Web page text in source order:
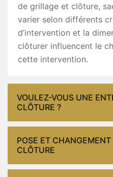
de grillage et clôture,
varier selon différents
d’intervention et la
clôturer influencent le
cette intervention.
VOULEZ-VOUS UNE
CLÔTURE ?
POSE ET
CLÔTURE